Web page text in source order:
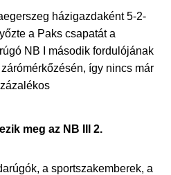
házigazdaként 5-2-
a Paks csapatát a
NB I második fordulójának
zárómérkőzésén, így nincs már
meg az NB III 2.
a sportszakemberek, a